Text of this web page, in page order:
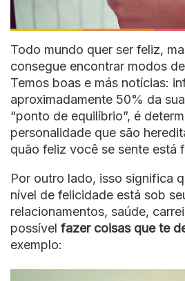
Todo mundo quer ser feliz,
consegue encontrar modos
Temos boas e más notícias:
aproximadamente 50% da
“ponto de equilíbrio”, é
personalidade que são
quão feliz você se sente está
Por outro lado, isso significa
nível de felicidade está sob
relacionamentos, saúde,
possível fazer coisas que te
exemplo: